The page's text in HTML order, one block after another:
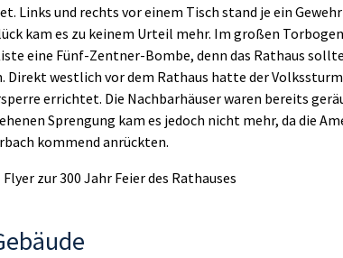
Links und rechts vor einem Tisch stand je ein
kam es zu keinem Urteil mehr. Im großen
eine Fünf-Zentner-Bombe, denn das Rathaus
Direkt westlich vor dem Rathaus hatte der
errichtet. Die Nachbarhäuser waren bereits
Sprengung kam es jedoch nicht mehr, da die
kommend anrückten.
zur 300 Jahr Feier des Rathauses